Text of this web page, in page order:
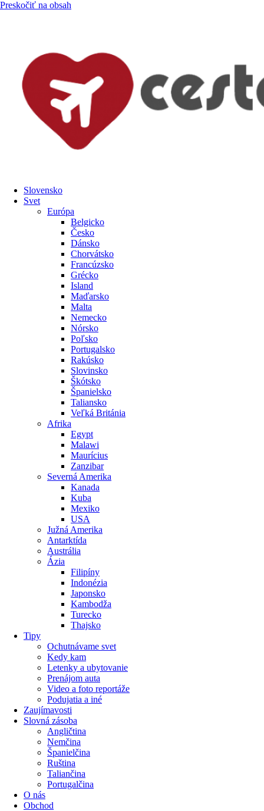
Preskočiť na obsah
Slovensko
Svet
Európa
Belgicko
Česko
Dánsko
Chorvátsko
Francúzsko
Grécko
Island
Maďarsko
Malta
Nemecko
Nórsko
Poľsko
Portugalsko
Rakúsko
Slovinsko
Škótsko
Španielsko
Taliansko
Veľká Británia
Afrika
Egypt
Malawi
Maurícius
Zanzibar
Severná Amerika
Kanada
Kuba
Mexiko
USA
Južná Amerika
Antarktída
Austrália
Ázia
Filipíny
Indonézia
Japonsko
Kambodža
Turecko
Thajsko
Tipy
Ochutnávame svet
Kedy kam
Letenky a ubytovanie
Prenájom auta
Video a foto reportáže
Podujatia a iné
Zaujímavosti
Slovná zásoba
Angličtina
Nemčina
Španielčina
Ruština
Taliančina
Portugalčina
O nás
Obchod